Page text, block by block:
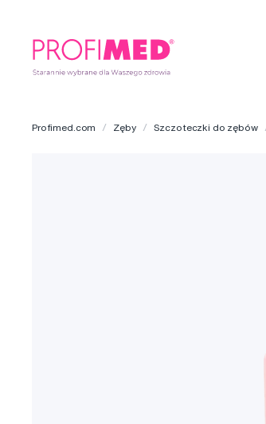
Profimed.com Zęby Szczoteczki do zębów